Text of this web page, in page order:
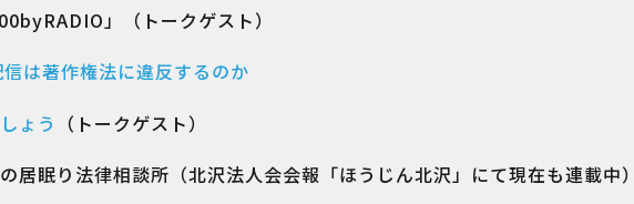
」（トークゲスト）
は著作権法に違反するのか
ょう
（トークゲスト）
居眠り法律相談所（北沢法人会会報「ほうじん北沢」にて現在も連載中）